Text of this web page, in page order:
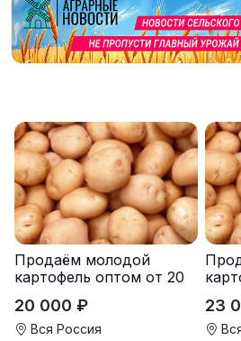
Продаём молодой
картофель оптом от 20
20 000 ₽
Вся Россия
23